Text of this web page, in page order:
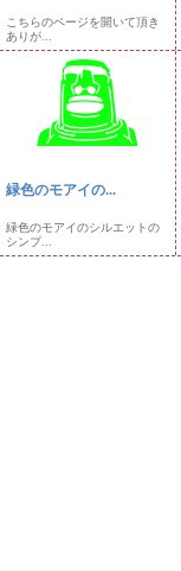
こちらのページを開いて頂き
ありが...
緑色のモアイの...
緑色のモアイのシルエットの
シンプ...